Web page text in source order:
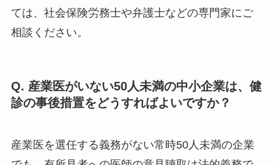
ては、社会保険労務士や弁護士などの専門家にご
相談ください。
Q. 産業医がいない50人未満の中小企業は、健
診の事後措置をどうすればよいですか？
産業医を選任する義務がない常時50人未満の企業